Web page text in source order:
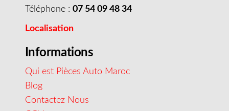
Téléphone : 07 54 09 48 34
Localisation
Informations
Qui est Pièces Auto Maroc
Blog
Contactez Nous